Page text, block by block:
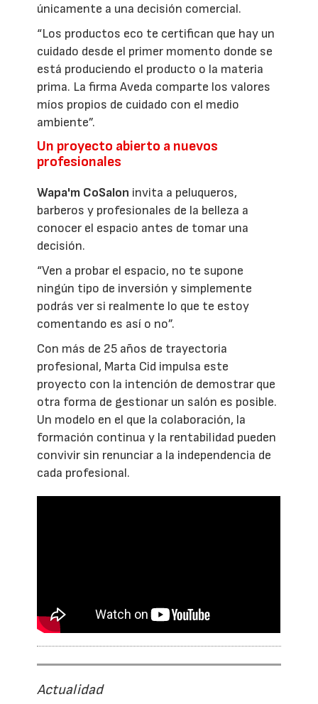
únicamente a una decisión comercial.
“Los productos eco te certifican que hay un
cuidado desde el primer momento donde se
está produciendo el producto o la materia
prima. La firma Aveda comparte los valores
míos propios de cuidado con el medio
ambiente”.
Un proyecto abierto a nuevos
profesionales
Wapa'm CoSalon invita a peluqueros,
barberos y profesionales de la belleza a
conocer el espacio antes de tomar una
decisión.
“Ven a probar el espacio, no te supone
ningún tipo de inversión y simplemente
podrás ver si realmente lo que te estoy
comentando es así o no”.
Con más de 25 años de trayectoria
profesional, Marta Cid impulsa este
proyecto con la intención de demostrar que
otra forma de gestionar un salón es posible.
Un modelo en el que la colaboración, la
formación continua y la rentabilidad pueden
convivir sin renunciar a la independencia de
cada profesional.
Actualidad